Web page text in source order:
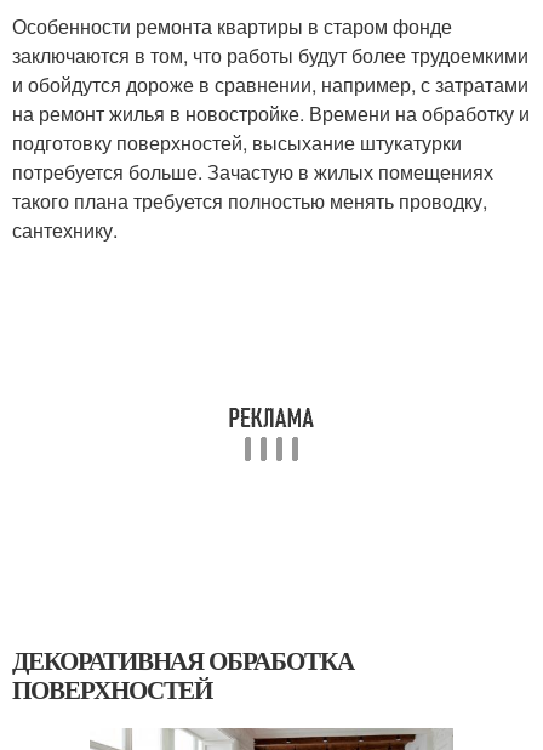
Особенности ремонта квартиры в старом фонде
заключаются в том, что работы будут более трудоемкими
и обойдутся дороже в сравнении, например, с затратами
на ремонт жилья в новостройке. Времени на обработку и
подготовку поверхностей, высыхание штукатурки
потребуется больше. Зачастую в жилых помещениях
такого плана требуется полностью менять проводку,
сантехнику.
ДЕКОРАТИВНАЯ ОБРАБОТКА
ПОВЕРХНОСТЕЙ